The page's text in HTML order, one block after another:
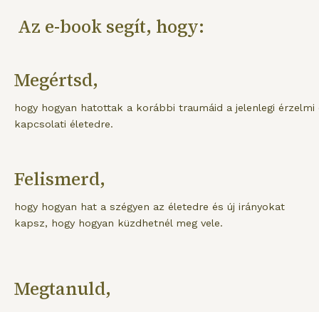
Az e-book segít, hogy:
Megértsd,
hogy hogyan hatottak a korábbi traumáid a jelenlegi érzelmi
kapcsolati életedre.
Felismerd,
hogy hogyan hat a szégyen az életedre és új irányokat
kapsz, hogy hogyan küzdhetnél meg vele.
Megtanuld,